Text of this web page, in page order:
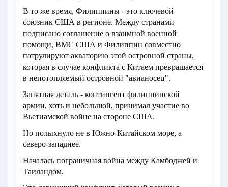
В то же время, Филиппины - это ключевой
союзник США в регионе. Между странами
подписано соглашение о взаимной военной
помощи, ВМС США и Филиппин совместно
патрулируют акваторию этой островной страны,
которая в случае конфликта с Китаем превращается
в непотопляемый островной "авианосец".
Занятная деталь - контингент филиппинской
армии, хоть и небольшой, принимал участие во
Вьетнамской войне на стороне США.
Но полыхнуло не в Южно-Китайском море, а
северо-западнее.
Началась пограничная война между Камбоджей и
Таиландом.